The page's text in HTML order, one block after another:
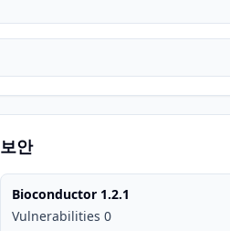
보안
Bioconductor 1.2.1
Vulnerabilities 0